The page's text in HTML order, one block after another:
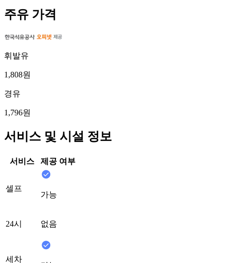
주유 가격
휘발유
1,808원
경유
1,796원
서비스 및 시설 정보
서비스 제공 여부
셀프
가능
24시 없음
세차